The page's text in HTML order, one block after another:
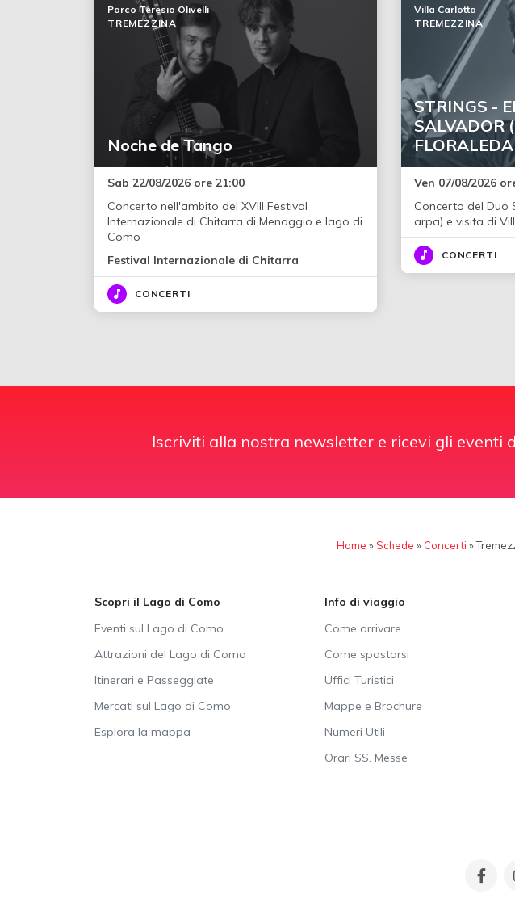
Noche de Tango
Parco Teresio Olivelli
TREMEZZINA
Sab 22/08/2026 ore 21:00
Concerto nell'ambito del XVIII Festival
Internazionale di Chitarra di Menaggio e lago di
Como
Festival Internazionale di Chitarra
CONCERTI
STRINGS -
SALVADOR
Villa Carlotta
TREMEZZINA
Ven 07/08/2026
Concerto del Duo
arpa) e visita di
CONCERTI
Iscriviti alla nostra newsletter e ricevi gli eventi
Home »Schede » Concerti »
Scopri il Lago di Como
Eventi sul Lago di Como
Attrazioni del Lago di Como
Itinerari e Passeggiate
Mercati sul Lago di Como
Esplora la mappa
Info di viaggio
Come arrivare
Come spostarsi
Uffici Turistici
Mappe e Brochure
Numeri Utili
Orari SS. Messe